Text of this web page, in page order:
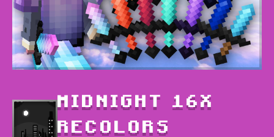
MIDNIGHT 16X
RECOLORS